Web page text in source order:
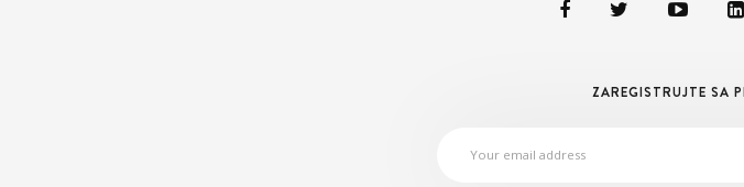
ZAREGISTRUJTE SA